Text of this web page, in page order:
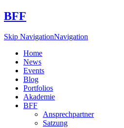
BFF
Skip NavigationNavigation
Home
News
Events
Blog
Portfolios
Akademie
BFF
Ansprechpartner
Satzung